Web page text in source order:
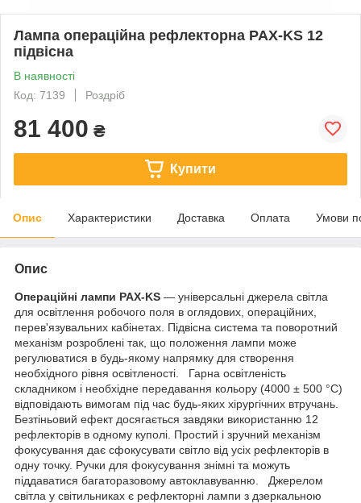
Лампа операційна рефлекторна PAX-KS 12
підвісна
В наявності
Код: 7139
Роздріб
81 400 ₴
Купити
Опис Характеристики Доставка Оплата Умови
Опис
Операційні лампи РАХ-KS — універсальні джерела світла
для освітлення робочого поля в оглядових, операційних,
перев'язувальних кабінетах. Підвісна система та поворотний
механізм розроблені так, що положення лампи може
регулюватися в будь-якому напрямку для створення
необхідного рівня освітленості. Гарна освітленість
складником і необхідне передавання кольору (4000 ± 500 °C)
відповідають вимогам під час будь-яких хірургічних втручань.
Безтіньовий ефект досягається завдяки використанню 12
рефлекторів в одному куполі. Простий і зручний механізм
фокусування дає сфокусувати світло від усіх рефлекторів в
одну точку. Ручки для фокусування знімні та можуть
піддаватися багаторазовому автоклавуванню. Джерелом
світла у світильниках є рефлекторні лампи з дзеркальною